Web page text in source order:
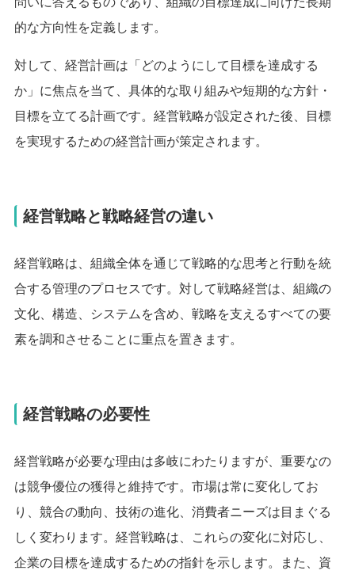
的な方向性を定義します。
対して、経営計画は「どのようにして目標を達成する
か」に焦点を当て、具体的な取り組みや短期的な方針・
目標を立てる計画です。経営戦略が設定された後、目標
を実現するための経営計画が策定されます。
経営戦略と戦略経営の違い
経営戦略は、組織全体を通じて戦略的な思考と行動を統
合する管理のプロセスです。対して戦略経営は、組織の
文化、構造、システムを含め、戦略を支えるすべての要
素を調和させることに重点を置きます。
経営戦略の必要性
経営戦略が必要な理由は多岐にわたりますが、重要なの
は競争優位の獲得と維持です。市場は常に変化してお
り、競合の動向、技術の進化、消費者ニーズは目まぐる
しく変わります。経営戦略は、これらの変化に対応し、
企業の目標を達成するための指針を示します。また、資